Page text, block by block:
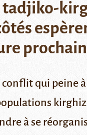
tadjiko-
qui peine à
à se